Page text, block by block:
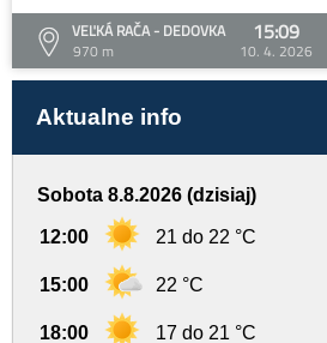
VEĽKÁ RAČA - DEDOVKA
970 m
15:09
10. 4. 2026
Aktualne info
Sobota 8.8.2026 (dzisiaj)
12:00 21 do 22 °C
15:00 22 °C
18:00 17 do 21 °C